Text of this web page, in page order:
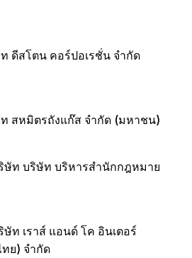
ดีสโตน คอร์ปอเรชั่น จำกัด
สหมิตรถังแก๊ส จำกัด (มหาชน)
ษัท บริษัท บริหารสำนักกฎหมาย
ท เราส์ แอนด์ โค อินเตอร์
ย) จำกัด